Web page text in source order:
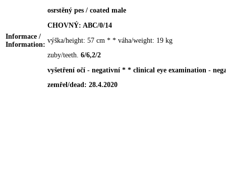
Informace /
Information:
osrstěný pes / coated male
CHOVNÝ: ABC/0/14
výška/height: 57 cm * * váha/weight: 19 kg
zuby/teeth. 6/6,2/2
vyšetření očí - negativní * * clinical eye examination -
zemřel/dead: 28.4.2020